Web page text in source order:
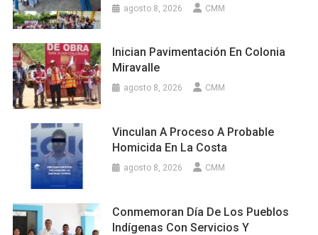
agosto 8, 2026 CMM
Inician Pavimentación En Colonia
Miravalle
agosto 8, 2026 CMM
Vinculan A Proceso A Probable
Homicida En La Costa
agosto 8, 2026 CMM
Conmemoran Día De Los Pueblos
Indígenas Con Servicios Y